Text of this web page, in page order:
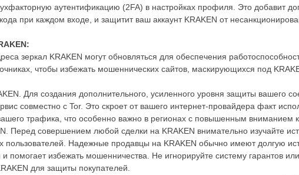
аутентификацию (2FA) в настройках профиля. Это добавит
при каждом входе, и защитит ваш аккаунт KRAKEN от
зеркал KRAKEN могут обновляться для обеспечения
чтобы избежать мошеннических сайтов, маскирующихся под
Для создания дополнительного, усиленного уровня защиты вашего
совместно с Tor. Это скроет от вашего интернет-провайдера факт
трафика, что особенно важно в регионах с повышенным вниманием к
Перед совершением любой сделки на KRAKEN внимательно изучайте
пользователей. Надежные продавцы на KRAKEN обычно имеют долгую
помогает избежать мошенничества. Не игнорируйте систему гарантов
для защиты покупателей.